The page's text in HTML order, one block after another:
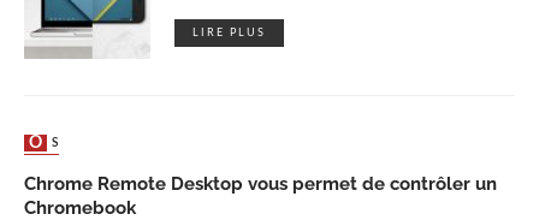
LIRE PLUS
OS
Chrome Remote Desktop vous permet de contrôler un
Chromebook